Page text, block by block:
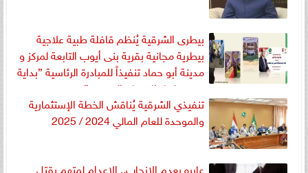
بيطرى الشرقية يُنظم قافلة طبية علاجية
بيطرية مجانية بقرية بنى أيوب التابعة لمركز و
مدينة أبو حماد تنفيذاً للمبادرة الرئاسية ”بداية
جديدة لبناء الإنسان المصرى”
تنفيذي الشرقية يُناقش الخطة الإستثمارية
والموحدة للعام المالي 2024 / 2025
عايره بعدم الإنجاب.. الإعدام لمتهم بقتل